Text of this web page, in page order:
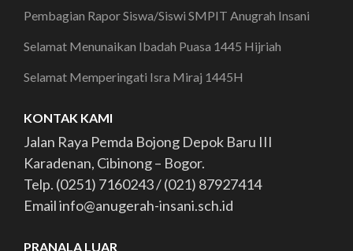
Pembagian Rapor Siswa/Siswi SMPIT Anugrah Insani
Selamat Menunaikan Ibadah Puasa 1445 Hijriah
Selamat Memperingati Isra Miraj 1445H
KONTAK KAMI
Jalan Raya Pemda Bojong Depok Baru III
Karadenan, Cibinong – Bogor.
Telp. (0251) 7160243 / (021) 87927414
Email info@anugerah-insani.sch.id
PRANALA LUAR